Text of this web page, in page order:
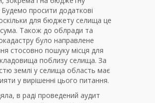
Будемо просити додаткові
для бюджету селища це
Також до облради та
було направлене
стосовно пошуку місця для
поблизу селища. За
землі у селища область має
у вирішенні цього питання.
в раді проведений аудит